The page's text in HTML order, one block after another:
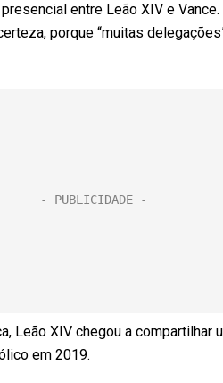
entre Leão XIV e
porque “muitas
Leão XIV chegou a compartilhar
em 2019.